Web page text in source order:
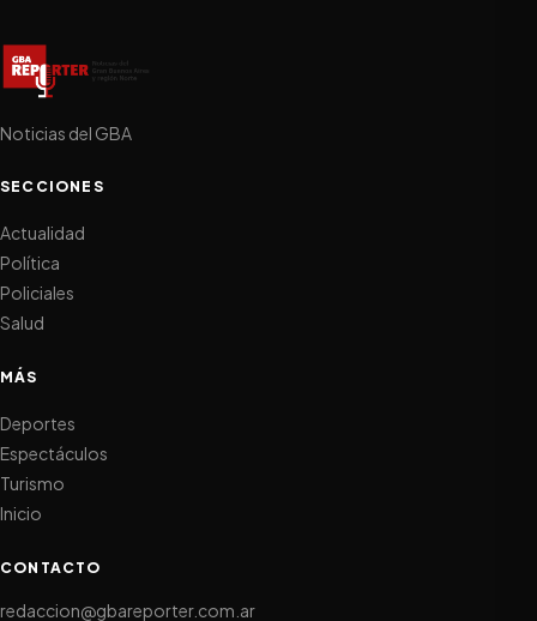
Noticias del GBA
SECCIONES
Actualidad
Política
Policiales
Salud
MÁS
Deportes
Espectáculos
Turismo
Inicio
CONTACTO
redaccion@gbareporter.com.ar